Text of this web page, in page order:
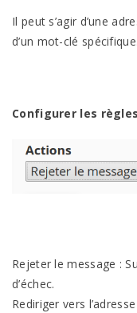
Il peut s’agir d’une
d’un mot-clé spécifique.
Configurer les
Rejeter le message :
d’échec.
Rediriger vers